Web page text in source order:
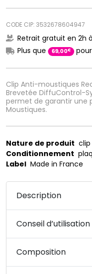
Clip Anti-moustiques
Brevetée DiffuControl-
permet de garantir une
Moustiques.
CODE CIP: 3532678604947
Retrait gratuit en 2h
Plus que
69,00€ pour
Nature de produit clip
Conditionnement
Label Made in France
Description
Conseil d’utilisation
Composition